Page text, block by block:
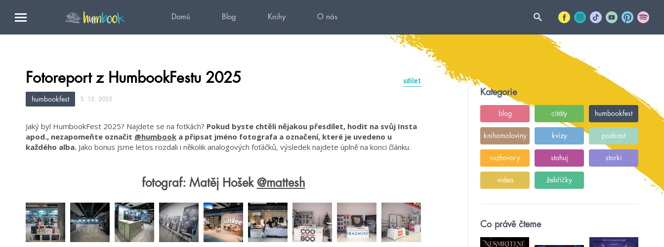
Domů Blog Knihy O nás
Fotoreport z HumbookFestu 2025 sdílet
humbookfest 3. 12. 2025
Jaký byl HumbookFest 2025? Najdete se na fotkách? Pokud byste chtěli nějakou přesdílet, hodit na svůj Insta
apod., nezapomeňte označit @humbook a připsat jméno fotografa a označení, které je uvedeno u
každého alba. Jako bonus jsme letos rozdali i několik analogových foťáčků, výsledek najdete úplně na konci článku.
fotograf: Matěj Hošek @mattesh
Kategorie
blog citáty humbookfest
knihomoloviny kvízy podcast
rozhovory stahuj storki
videa žebříčky
Co právě čteme